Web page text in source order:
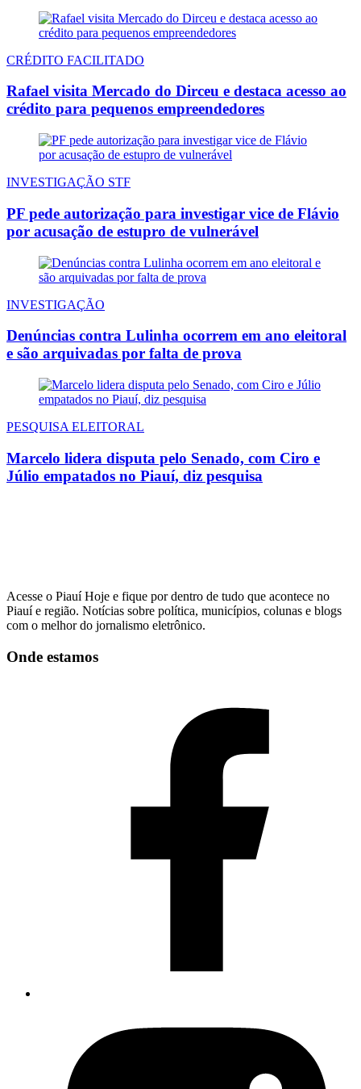
CRÉDITO FACILITADO
Rafael visita Mercado do Dirceu e destaca acesso ao
crédito para pequenos empreendedores
INVESTIGAÇÃO STF
PF pede autorização para investigar vice de Flávio
por acusação de estupro de vulnerável
INVESTIGAÇÃO
Denúncias contra Lulinha ocorrem em ano eleitoral
e são arquivadas por falta de prova
PESQUISA ELEITORAL
Marcelo lidera disputa pelo Senado, com Ciro e
Júlio empatados no Piauí, diz pesquisa
Acesse o Piauí Hoje e fique por dentro de tudo que acontece no
Piauí e região. Notícias sobre política, municípios, colunas e blogs
com o melhor do jornalismo eletrônico.
Onde estamos